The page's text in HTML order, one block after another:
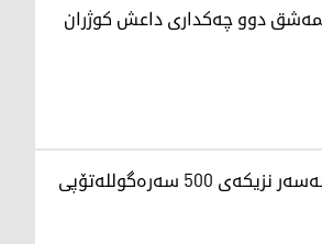
دوو چەکداری داعش کوژران
لە ئەنبار دەست بەسەر نزیکەی 500 سەرەگوللەتۆپی